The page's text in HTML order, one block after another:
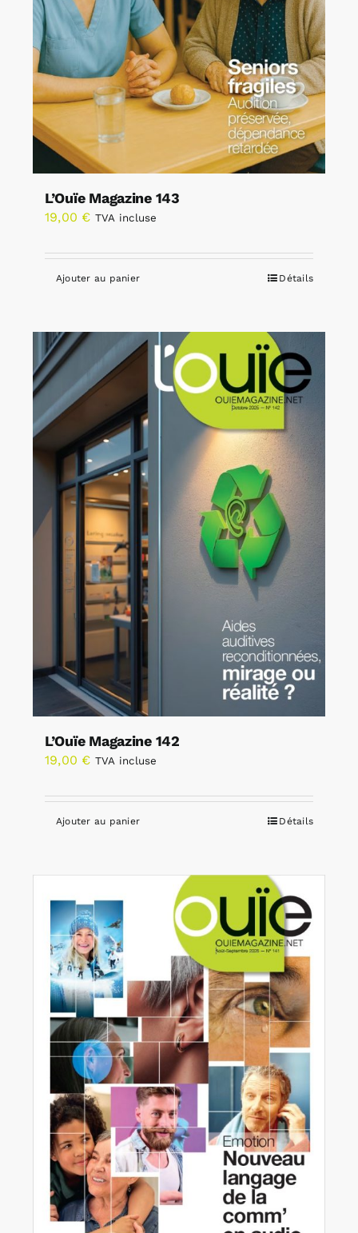
L’Ouïe Magazine 143
19,00 € TVA incluse
Ajouter au panier Détails
L’Ouïe Magazine 142
19,00 € TVA incluse
Ajouter au panier Détails